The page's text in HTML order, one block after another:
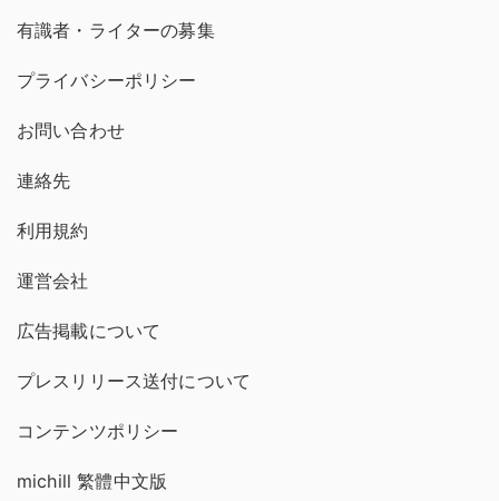
有識者・ライターの募集
プライバシーポリシー
お問い合わせ
連絡先
利用規約
運営会社
広告掲載について
プレスリリース送付について
コンテンツポリシー
michill 繁體中文版